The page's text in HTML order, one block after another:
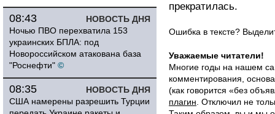
НОВОСТЬ ДНЯ
08:43
Ночью ПВО перехватила 153
украинских БПЛА: под
Новороссийском атакована база
"Роснефти" ©
НОВОСТЬ ДНЯ
08:35
США намерены разрешить Турции
прекратилась.
Ошибка в тексте?
Уважаемые читатели!
Многие годы на нашем
комментирования,
(как говорится «без
плагин . Отключил не